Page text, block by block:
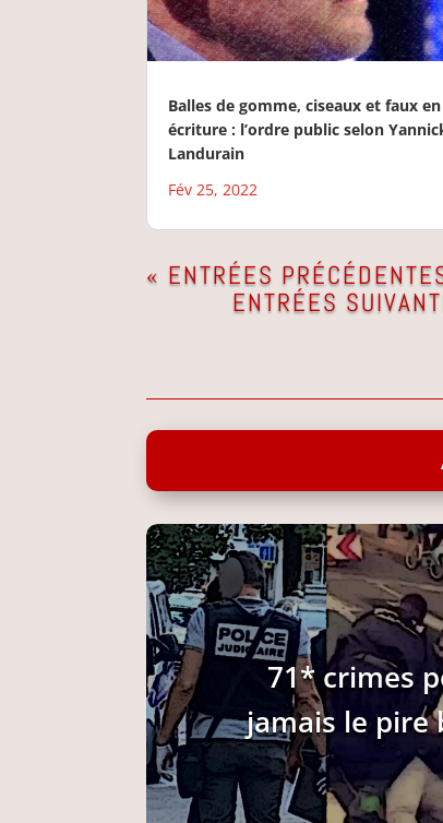
Balles de gomme, ciseaux et faux en
écriture : l’ordre public selon
Landurain
Fév 25, 2022
« ENTRÉES
ENTRÉES
71* crimes
jamais le pire